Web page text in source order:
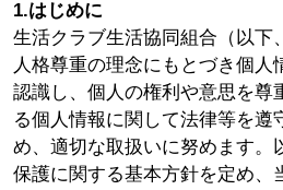
1.はじめに
生活クラブ生活協同組合（以下
人格尊重の理念にもとづき個人
認識し、個人の権利や意思を尊
る個人情報に関して法律等を遵
め、適切な取扱いに努めます。
保護に関する基本方針を定め、